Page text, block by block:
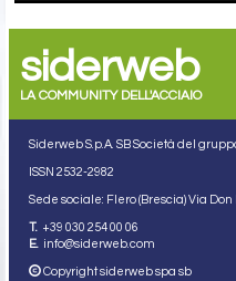
siderweb
LA COMMUNITY DELL'ACCIAIO
Siderweb S.p.A. SB Società del
ISSN 2532-2982
Sede sociale: Flero (Brescia) Via Don
T. +39 030 254 00 06
E. info@siderweb.com
Copyright siderweb spa sb